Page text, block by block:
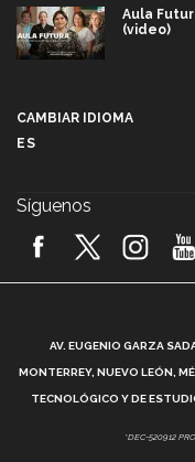
Aula
(video)
2026!
¿Cómo
Vida Tec:
CAMBIAR IDIOMA
ES
Síguenos
AV. EUGENIO GARZA
MONTERREY, NUEVO LEÓN,
TECNOLÓGICO Y DE
*DEC-520912